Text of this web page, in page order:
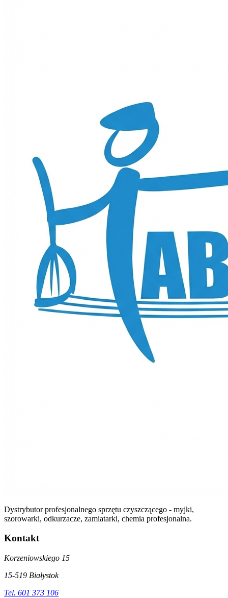
Dystrybutor profesjonalnego sprzętu czyszczącego - myjki,
szorowarki, odkurzacze, zamiatarki, chemia profesjonalna.
Kontakt
Korzeniowskiego 15
15-519 Białystok
Tel. 601 373 106